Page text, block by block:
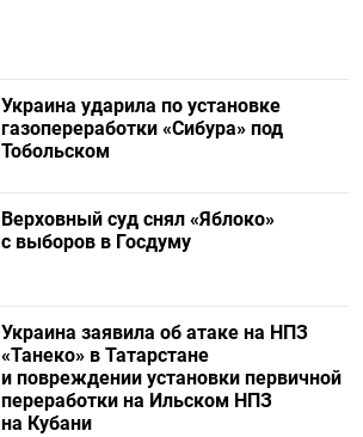
Украина ударила по установке
газопереработки «Сибура» под
Тобольском
Верховный суд снял «Яблоко»
с выборов в Госдуму
Украина заявила об атаке на НПЗ
«Танеко» в Татарстане
и повреждении установки первичной
переработки на Ильском НПЗ
на Кубани